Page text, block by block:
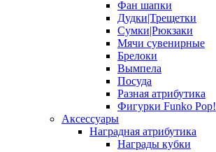
Фан шапки
Дудки|Трещетки
Сумки|Рюкзаки
Мячи сувенирные
Брелоки
Вымпела
Посуда
Разная атрибутика
Фигурки Funko Pop!
Аксессуары
Наградная атрибутика
Награды кубки